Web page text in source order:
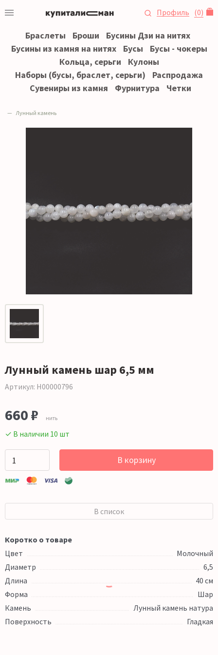
Профиль (0)
Браслеты Броши
Бусины Дзи на нитях
Бусины из камня на нитях
Бусы
Бусы - чокеры
Кольца, серьги
Кулоны
Наборы (бусы, браслет, серьги)
Распродажа
Сувениры из камня
Фурнитура Четки
Лунный камень
Лунный камень шар 6,5 мм
Артикул: Н00000796
660 ₽ нить
✓ В наличии 10 шт
В корзину
В список
Коротко о товаре
Цвет
Молочный
Диаметр
6,5
Длина
40 см
Форма
Шар
Камень
Лунный камень натура
Поверхность
Гладкая